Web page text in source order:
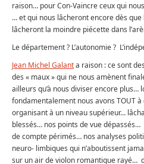
raison… pour Con-Vaincre ceux qui
… et qui nous lâcheront encore dès que
lâcheront la moindre piécette dans
Le département ? L’autonomie ?
Jean Michel Galanta raison : ce sont
des « maux » qui ne nous amènent
ailleurs qu’à nous diviser encore plus…
fondamentalement nous avons TOUT à
organisant à un niveau supérieur…
blessés… nos points de vue
de compte périmés… nos analyses
neuro- limbiques qui n’aboutissent
sur un air de violon romantique rayé…